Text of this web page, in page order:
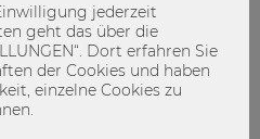
jederzeit
geht das über die
Dort erfahren Sie
der Cookies und haben
einzelne Cookies zu